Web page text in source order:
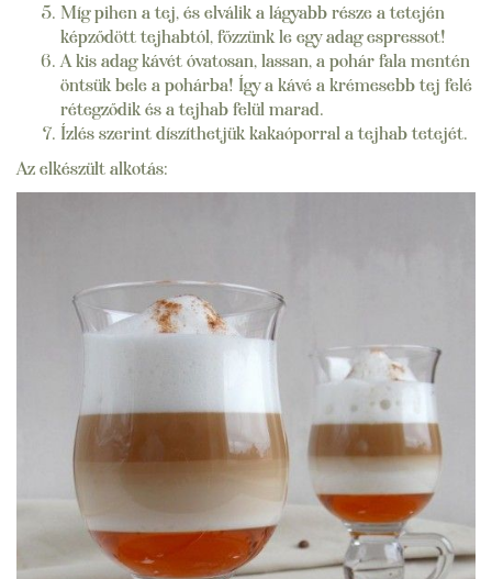
Míg pihen a tej, és elválik a lágyabb része a tetején
képződött tejhabtól, főzzünk le egy adag espressot!
A kis adag kávét óvatosan, lassan, a pohár fala mentén
öntsük bele a pohárba! Így a kávé a krémesebb tej felé
rétegződik és a tejhab felül marad.
Ízlés szerint díszíthetjük kakaóporral a tejhab tetejét.
Az elkészült alkotás: